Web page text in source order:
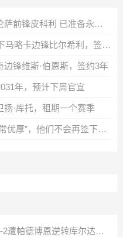
意天空：博洛尼亚尝试签佛罗伦萨前锋皮科利 已准备永久转会报价
记者：布鲁日将以1200万欧签下马略卡边锋比尔希利，签约至2030年
锋维斯·伯恩斯，签约3年
年，预计下周官宣
·库托，租期一个赛季
西媒：皇马对罗德里报价曾“非常优厚”，他们不会再签下其他中场
首次从德甲降级！十人狼堡1-2遭帕德博恩逆转库尔达加时赛制胜